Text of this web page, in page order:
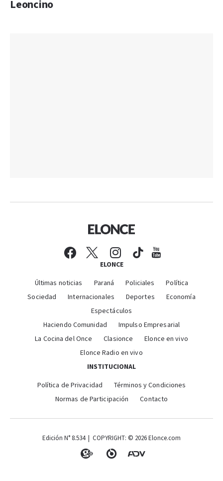
Leoncino
ELONCE
Últimas noticias Paraná Policiales
Política
Sociedad
Internacionales Deportes
Economía
Espectáculos
Haciendo Comunidad
Impulso Empresarial
La Cocina del Once
Clasionce
Elonce en vivo
Elonce Radio en vivo
INSTITUCIONAL
Política de Privacidad
Términos y Condiciones
Normas de Participación
Contacto
Edición N° 8.534 | COPYRIGHT: © 2026 Elonce.com